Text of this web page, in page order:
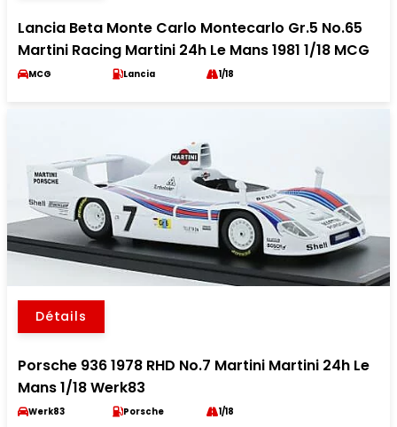
Lancia Beta Monte Carlo Montecarlo Gr.5 No.65
Martini Racing Martini 24h Le Mans 1981 1/18 MCG
MCG Lancia 1/18
Détails
Porsche 936 1978 RHD No.7 Martini Martini 24h Le
Mans 1/18 Werk83
Werk83 Porsche 1/18